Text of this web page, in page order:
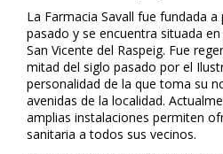
La Farmacia Savall fue fundada a
pasado y se encuentra situada
San Vicente del Raspeig. Fue
mitad del siglo pasado por el
personalidad de la que toma su
avenidas de la localidad.
amplias instalaciones permiten
sanitaria a todos sus vecinos.